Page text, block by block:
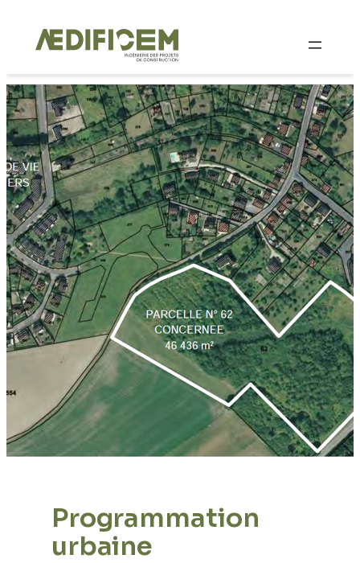
Programmation
urbaine